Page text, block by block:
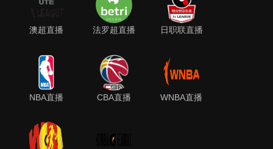
澳超直播 法罗超直播 日职联直播
NBA直播 CBA直播 WNBA直播